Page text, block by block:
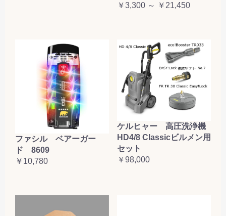
￥3,300 ～ ￥21,450
ファシル ベアーガー
ド 8609
￥10,780
ケルヒャー 高圧洗浄機
HD4/8 Classicビルメン用
セット
￥98,000